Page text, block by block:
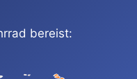
bereist: